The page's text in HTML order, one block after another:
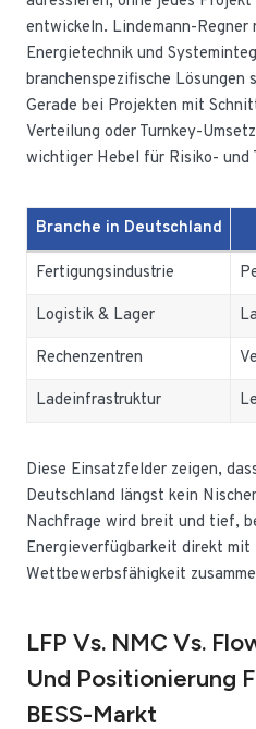
entwickeln. Lindemann-
Energietechnik und
branchenspezifische Lösungen
Gerade bei Projekten mit
Verteilung oder Turnkey-
wichtiger Hebel für Risiko- und
Branche in Deutschland
Fertigungsindustrie
Logistik & Lager
Rechenzentren
Ladeinfrastruktur
Diese Einsatzfelder zeigen,
Deutschland längst kein
Nachfrage wird breit und tief,
Energieverfügbarkeit direkt
Wettbewerbsfähigkeit
LFP Vs. NMC Vs.
Und Positionierung
BESS-Markt